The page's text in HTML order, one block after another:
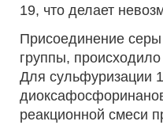
19, что делает
Присоединение
группы,
Для сульфуризации
реакционной смеси